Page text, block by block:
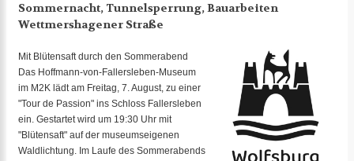
Sommernacht, Tunnelsperrung, Bauarbeiten
Wettmershagener Straße
Mit Blütensaft durch den Sommerabend
Das Hoffmann-von-Fallersleben-Museum
im M2K lädt am Freitag, 7. August, zu einer
"Tour de Passion" ins Schloss Fallersleben
ein. Gestartet wird um 19:30 Uhr mit
"Blütensaft" auf der museumseigenen
Waldlichtung. Im Laufe des Sommerabends